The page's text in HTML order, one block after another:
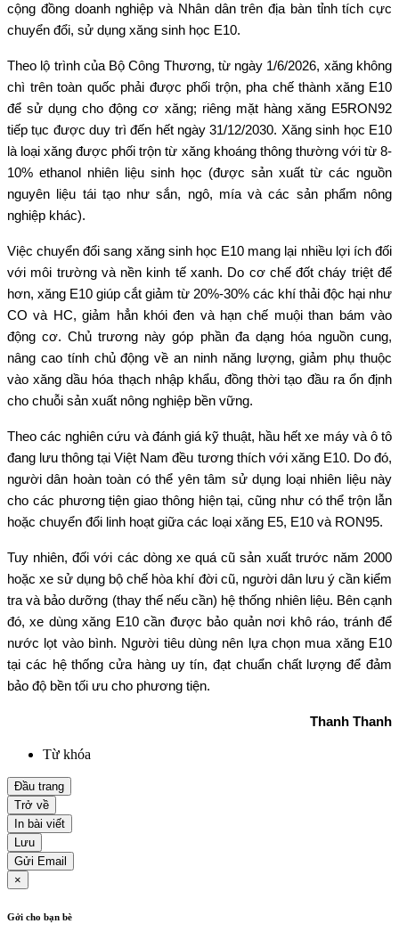
cộng đồng doanh nghiệp và Nhân dân trên địa bàn tỉnh tích cực
chuyển đổi, sử dụng xăng sinh học E10.
Theo lộ trình của Bộ Công Thương, từ ngày 1/6/2026, xăng không
chì trên toàn quốc phải được phối trộn, pha chế thành xăng E10
để sử dụng cho động cơ xăng; riêng mặt hàng xăng E5RON92
tiếp tục được duy trì đến hết ngày 31/12/2030. Xăng sinh học E10
là loại xăng được phối trộn từ xăng khoáng thông thường với từ 8-
10% ethanol nhiên liệu sinh học (được sản xuất từ các nguồn
nguyên liệu tái tạo như sắn, ngô, mía và các sản phẩm nông
nghiệp khác).
Việc chuyển đổi sang xăng sinh học E10 mang lại nhiều lợi ích đối
với môi trường và nền kinh tế xanh. Do cơ chế đốt cháy triệt để
hơn, xăng E10 giúp cắt giảm từ 20%-30% các khí thải độc hại như
CO và HC, giảm hẳn khói đen và hạn chế muội than bám vào
động cơ. Chủ trương này góp phần đa dạng hóa nguồn cung,
nâng cao tính chủ động về an ninh năng lượng, giảm phụ thuộc
vào xăng dầu hóa thạch nhập khẩu, đồng thời tạo đầu ra ổn định
cho chuỗi sản xuất nông nghiệp bền vững.
Theo các nghiên cứu và đánh giá kỹ thuật, hầu hết xe máy và ô tô
đang lưu thông tại Việt Nam đều tương thích với xăng E10. Do đó,
người dân hoàn toàn có thể yên tâm sử dụng loại nhiên liệu này
cho các phương tiện giao thông hiện tại, cũng như có thể trộn lẫn
hoặc chuyển đổi linh hoạt giữa các loại xăng E5, E10 và RON95.
Tuy nhiên, đối với các dòng xe quá cũ sản xuất trước năm 2000
hoặc xe sử dụng bộ chế hòa khí đời cũ, người dân lưu ý cần kiểm
tra và bảo dưỡng (thay thế nếu cần) hệ thống nhiên liệu. Bên cạnh
đó, xe dùng xăng E10 cần được bảo quản nơi khô ráo, tránh để
nước lọt vào bình. Người tiêu dùng nên lựa chọn mua xăng E10
tại các hệ thống cửa hàng uy tín, đạt chuẩn chất lượng để đảm
bảo độ bền tối ưu cho phương tiện.
Thanh Thanh
Từ khóa
Đầu trang
Trở về
In bài viết
Lưu
Gửi Email
×
Gởi cho bạn bè